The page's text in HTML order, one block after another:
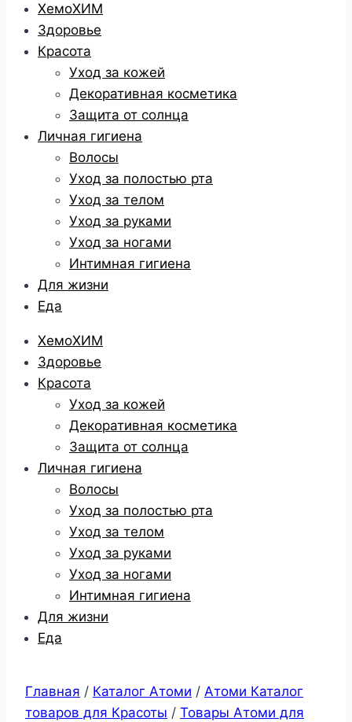
ХемоХИМ
Здоровье
Красота
Уход за кожей
Декоративная косметика
Защита от солнца
Личная гигиена
Волосы
Уход за полостью рта
Уход за телом
Уход за руками
Уход за ногами
Интимная гигиена
Для жизни
Еда
ХемоХИМ
Здоровье
Красота
Уход за кожей
Декоративная косметика
Защита от солнца
Личная гигиена
Волосы
Уход за полостью рта
Уход за телом
Уход за руками
Уход за ногами
Интимная гигиена
Для жизни
Еда
Главная / Каталог Атоми / Атоми Каталог
товаров для Красоты / Товары Атоми для